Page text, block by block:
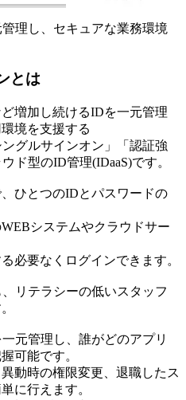
理し、セキュアな業務環境
とは
増加し続けるIDを一元管理
境を支援する
グルサインオン」「認証強
ド型のID管理(IDaaS)です。
ひとつのIDとパスワードの
システムやクラウドサー
必要なくログインできます。
リテラシーの低いスタッフ
元管理し、誰がどのアプリ
可能です。
動時の権限変更、退職したス
に行えます。